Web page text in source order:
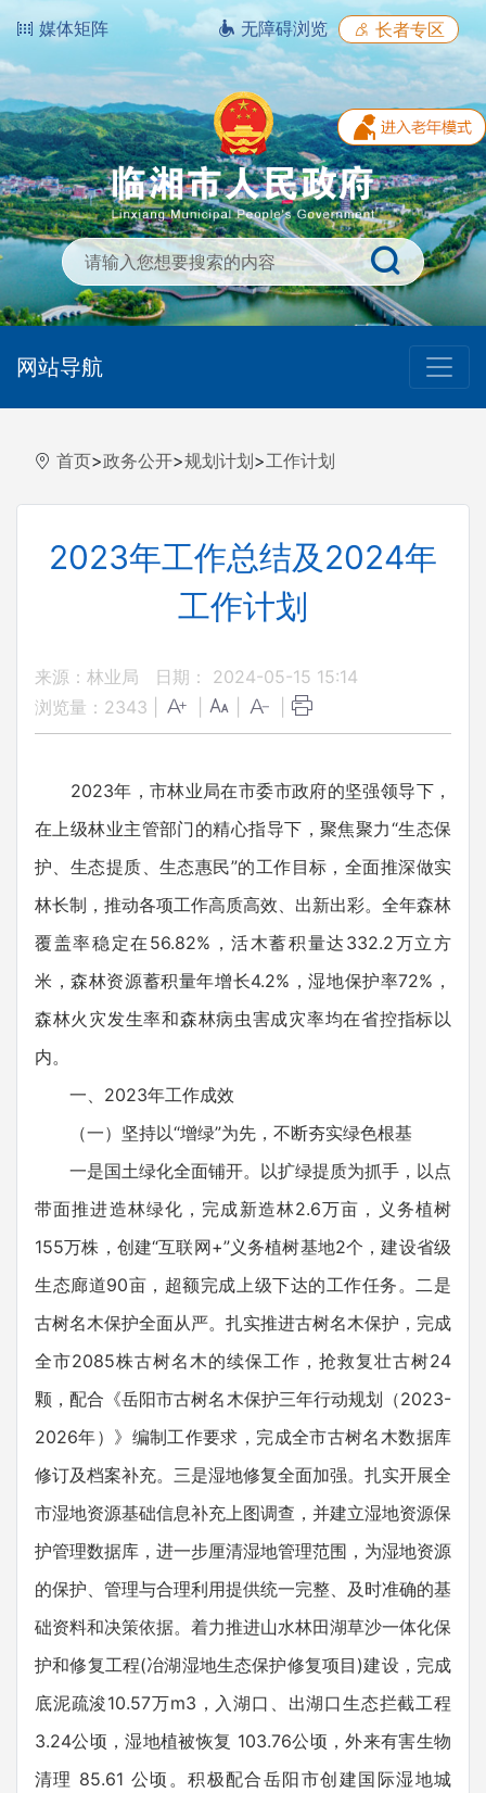
媒体矩阵 无障碍浏览 长者专区
网站导航
首页>政务公开>规划计划>工作计划
2023年工作总结及2024年
工作计划
来源：林业局
日期： 2024-05-15 15:14
浏览量： 2343
2023年，市林业局在市委市政府的坚强领导下，
在上级林业主管部门的精心指导下，聚焦聚力“生态保
护、生态提质、生态惠民”的工作目标，全面推深做实
林长制，推动各项工作高质高效、出新出彩。全年森林
覆盖率稳定在56.82%，活木蓄积量达332.2万立方
米，森林资源蓄积量年增长4.2%，湿地保护率72%，
森林火灾发生率和森林病虫害成灾率均在省控指标以
内。
一、2023年工作成效
（一）坚持以“增绿”为先，不断夯实绿色根基
一是国土绿化全面铺开。以扩绿提质为抓手，以点
带面推进造林绿化，完成新造林2.6万亩，义务植树
155万株，创建“互联网+”义务植树基地2个，建设省级
生态廊道90亩，超额完成上级下达的工作任务。二是
古树名木保护全面从严。扎实推进古树名木保护，完成
全市2085株古树名木的续保工作，抢救复壮古树24
颗，配合《岳阳市古树名木保护三年行动规划（2023-
2026年）》编制工作要求，完成全市古树名木数据库
修订及档案补充。三是湿地修复全面加强。扎实开展全
市湿地资源基础信息补充上图调查，并建立湿地资源保
护管理数据库，进一步厘清湿地管理范围，为湿地资源
的保护、管理与合理利用提供统一完整、及时准确的基
础资料和决策依据。着力推进山水林田湖草沙一体化保
护和修复工程(冶湖湿地生态保护修复项目)建设，完成
底泥疏浚10.57万m3，入湖口、出湖口生态拦截工程
3.24公顷，湿地植被恢复 103.76公顷，外来有害生物
清理 85.61 公顷。积极配合岳阳市创建国际湿地城